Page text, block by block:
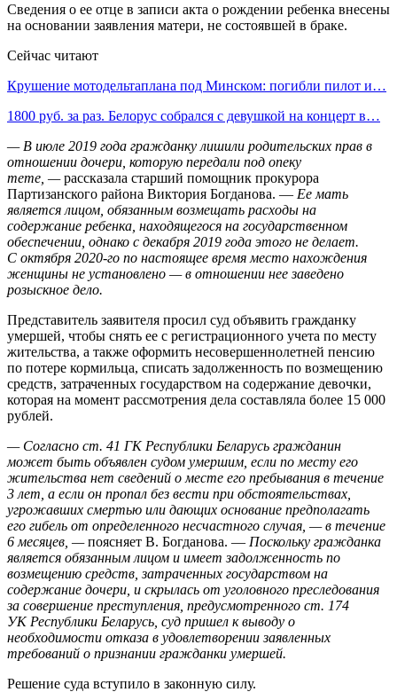
Сведения о ее отце в записи акта о рождении ребенка внесены
на основании заявления матери, не состоявшей в браке.
Сейчас читают
Крушение мотодельтаплана под Минском: погибли пилот и…
1800 руб. за раз. Белорус собрался с девушкой на концерт в…
— В июле 2019 года гражданку лишили родительских прав в
отношении дочери, которую передали под опеку
тете, —рассказала старший помощник прокурора
Партизанского района Виктория Богданова. — Ее мать
является лицом, обязанным возмещать расходы на
содержание ребенка, находящегося на государственном
обеспечении, однако с декабря 2019 года этого не делает.
С октября 2020-го по настоящее время место нахождения
женщины не установлено — в отношении нее заведено
розыскное дело.
Представитель заявителя просил суд объявить гражданку
умершей, чтобы снять ее с регистрационного учета по месту
жительства, а также оформить несовершеннолетней пенсию
по потере кормильца, списать задолженность по возмещению
средств, затраченных государством на содержание девочки,
которая на момент рассмотрения дела составляла более 15 000
рублей.
— Согласно ст. 41 ГК Республики Беларусь гражданин
может быть объявлен судом умершим, если по месту его
жительства нет сведений о месте его пребывания в течение
3 лет, а если он пропал без вести при обстоятельствах,
угрожавших смертью или дающих основание предполагать
его гибель от определенного несчастного случая, — в течение
6 месяцев, —поясняет В. Богданова. — Поскольку гражданка
является обязанным лицом и имеет задолженность по
возмещению средств, затраченных государством на
содержание дочери, и скрылась от уголовного преследования
за совершение преступления, предусмотренного ст. 174
УК Республики Беларусь, суд пришел к выводу о
необходимости отказа в удовлетворении заявленных
требований о признании гражданки умершей.
Решение суда вступило в законную силу.